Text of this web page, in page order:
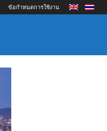
ข้อกำหนดการใช้งาน